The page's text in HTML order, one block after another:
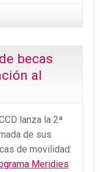
becas
al
lanza la 2ª
de sus
de movilidad:
Meridies